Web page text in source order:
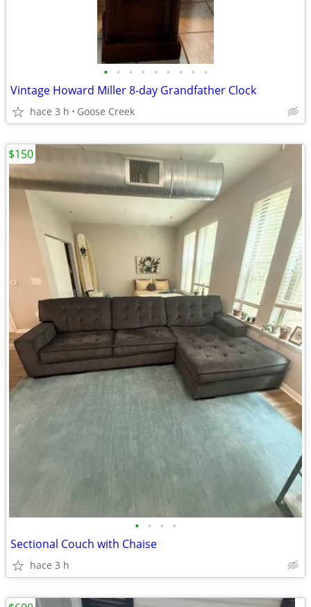
• • • • • • • • •
Vintage Howard Miller 8-day Grandfather Clock
hace 3 h Goose Creek
• • • •
Sectional Couch with Chaise
hace 3 h
$150